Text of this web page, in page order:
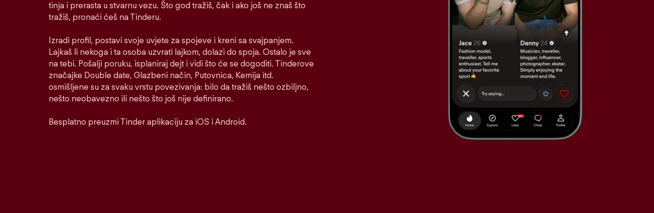
tinja i prerasta u stvarnu vezu. Što god tražiš, čak i ako još ne znaš što
tražiš, pronaći ćeš na Tinderu.
Izradi profil, postavi svoje uvjete za spojeve i kreni sa svajpanjem.
Lajkaš li nekoga i ta osoba uzvrati lajkom, dolazi do spoja. Ostalo je sve
na tebi. Pošalji poruku, isplaniraj dejt i vidi što će se dogoditi. Tinderove
značajke Double date, Glazbeni način, Putovnica, Kemija itd.
osmišljene su za svaku vrstu povezivanja: bilo da tražiš nešto ozbiljno,
nešto neobavezno ili nešto što još nije definirano.
Besplatno preuzmi Tinder aplikaciju za iOS i Android.